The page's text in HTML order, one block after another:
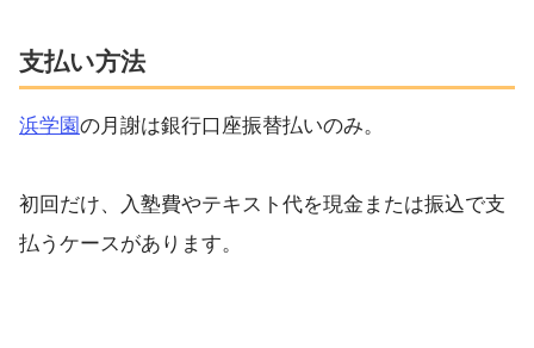
支払い方法
浜学園の月謝は銀行口座振替払いのみ。
初回だけ、入塾費やテキスト代を現金または振込で支
払うケースがあります。